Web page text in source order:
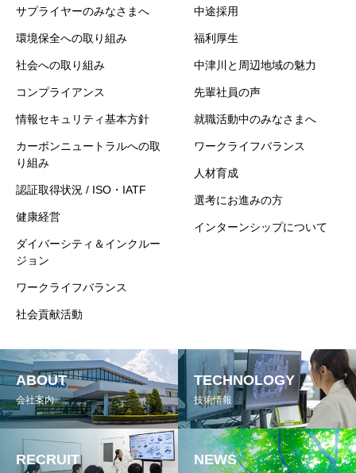
サプライヤーのみなさまへ
環境保全への取り組み
社会への取り組み
コンプライアンス
情報セキュリティ基本方針
カーボンニュートラルへの取
り組み
認証取得状況 / ISO・IATF
健康経営
ダイバーシティ＆インクルー
ジョン
ワークライフバランス
社会貢献活動
中途採用
福利厚生
中津川と周辺地域の魅力
先輩社員の声
就職活動中のみなさまへ
ワークライフバランス
人材育成
選考にお進みの方
インターンシップについて
ABOUT
会社案内
TECHNOLOGY
技術情報
RECRUIT NEWS